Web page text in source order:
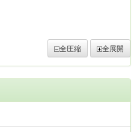
全圧縮 全展開